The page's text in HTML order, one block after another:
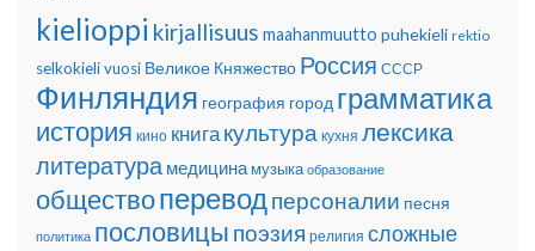
kielioppi kirjallisuus maahanmuutto puhekieli rektio
selkokielivuosi Великое Княжество Россия СССР
Финляндия география город грамматика
история кино книгакультура кухня лексика
литература медицина музыка образование
обществопереводперсоналии песня
политика пословицы поэзия религия сложные